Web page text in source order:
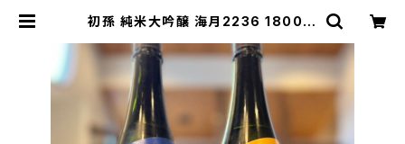
初孫 純米大吟醸 海月2236 1800m
字村） | 【BASE公式】福原酒店｜創
業1928年・広島の日本酒・限定酒を